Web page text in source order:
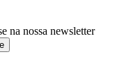
na nossa newsletter